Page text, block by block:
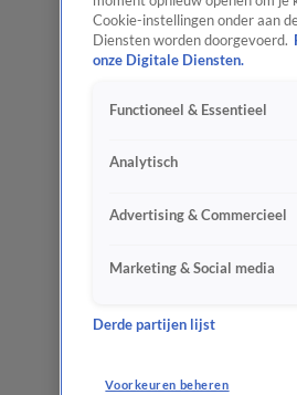
Cookie-instellingen onder aan
Diensten worden doorgevoerd.
onze Digitale Diensten.
Functioneel & Essentieel
Analytisch
Advertising & Commercieel
Marketing & Social media
Derde partijen lijst
Voorkeuren beheren